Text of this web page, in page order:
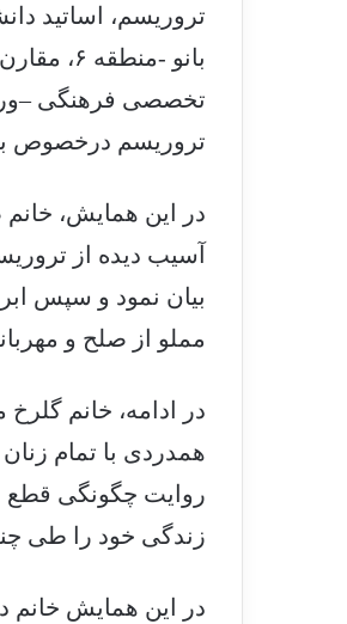
تروریسم، اساتید
بانو -
تخصصی فرهنگی
تروریسم درخصوص
بیان نمود و سپس
مملو از صلح و
در ادامه، خانم
همدردی با تمام
روایت چگونگی قطع
زندگی خود را طی
در این همایش خانم